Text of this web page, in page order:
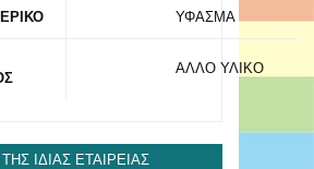
ΥΦΑΣΜΑ
ΑΛΛΟ ΥΛΙΚΟ
ΊΔΙΑΣ ΕΤΑΙΡΕΊΑΣ